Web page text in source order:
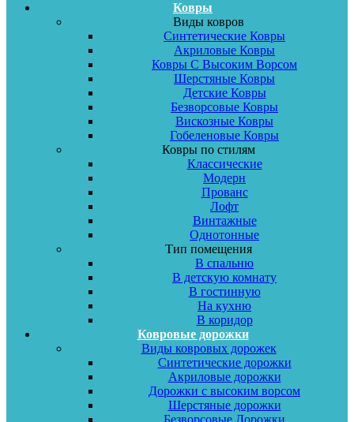
Ковры
Виды ковров
Синтетические Ковры
Акриловые Ковры
Ковры С Высоким Ворсом
Шерстяные Ковры
Детские Ковры
Безворсовые Ковры
Вискозные Ковры
Гобеленовые Ковры
Ковры по стилям
Классические
Модерн
Прованс
Лофт
Винтажные
Однотонные
Тип помещения
В спальню
В детскую комнату
В гостинную
На кухню
В коридор
Ковровые дорожки
Виды ковровых дорожек
Синтетические дорожки
Акриловые дорожки
Дорожки с высоким ворсом
Шерстяные дорожки
Безворсовые Дорожки